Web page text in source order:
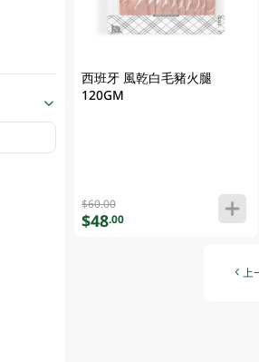
西班牙 風乾白毛豬火腿
120GM
$60.00
$48.00
上